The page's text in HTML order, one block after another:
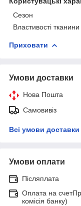
Сезон
Властивості тканини
Приховати
Умови доставки
Нова Пошта
Самовивіз
Всі умови доставки
Умови оплати
Післяплата
Оплата на
комісія банку)